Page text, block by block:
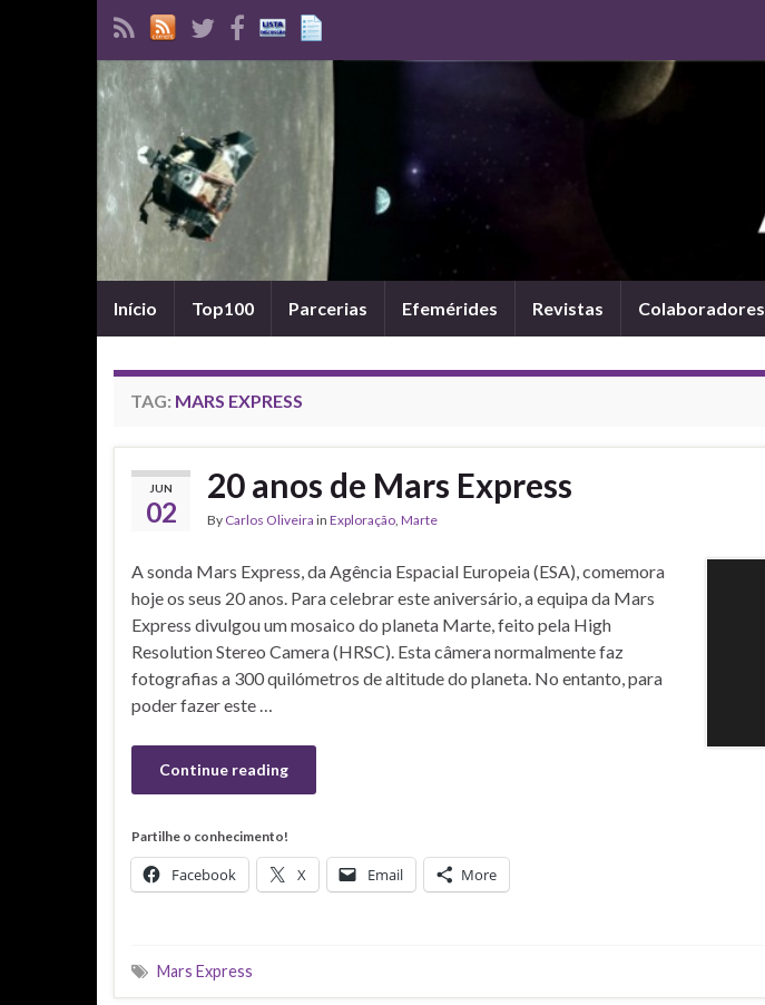
Início Top100 Parcerias Efemérides Revistas Colaboradores
TAG: MARS EXPRESS
JUN
02
20 anos de Mars Express
By Carlos Oliveira in Exploração, Marte
A sonda Mars Express, da Agência Espacial Europeia (ESA), comemora
hoje os seus 20 anos. Para celebrar este aniversário, a equipa da Mars
Express divulgou um mosaico do planeta Marte, feito pela High
Resolution Stereo Camera (HRSC). Esta câmera normalmente faz
fotografias a 300 quilómetros de altitude do planeta. No entanto, para
poder fazer este …
Continue reading
Partilhe o conhecimento!
Facebook X Email More
Mars Express